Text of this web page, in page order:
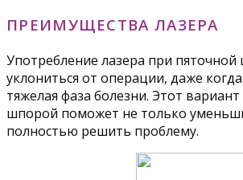
ПРЕИМУЩЕСТВА ЛАЗЕРА
Употребление лазера при пяточной
уклониться от операции, даже
тяжелая фаза болезни. Этот
шпорой поможет не только
полностью решить проблему.